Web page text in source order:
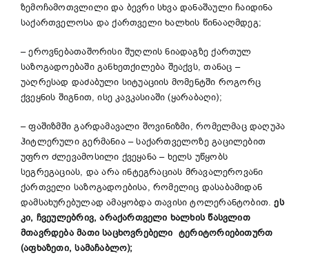
ზემოჩამოთვლილი და ბევრი სხვა დანაშაული ჩაიდინა
საქართველოსა და ქართველი ხალხის წინააღმდეგ;
– ეროვნებათაშორისი შუღლის ნიადაგზე ქართულ
საზოგადოებაში განხეთქილება შეაქვს, თანაც –
უაღრესად დაძაბული სიტუაციის მომენტში როგორც
ქვეყნის შიგნით, ისე კავკასიაში (ყარაბაღი);
– ფაშიზმში გარდამავალი შოვინიზმი, რომელმაც დაღუპა
ჰიტლერული გერმანია – საქართველოზე გაცილებით
უფრო ძლევამოსილი ქვეყანა – ხელს უწყობს
სეგრეგაციას, და არა ინტეგრაციას მრავალეროვანი
ქართველი საზოგადოებისა, რომელიც დასაბამიდან
დამსახურებულად ამაყობდა თავისი ტოლერანტობით.ეს
კი, ჩვეულებრივ, არაქართველი ხალხის წასვლით
მთავრდება მათი საცხოვრებელი ტერიტორიებითურთ
(აფხაზეთი, სამაჩაბლო);